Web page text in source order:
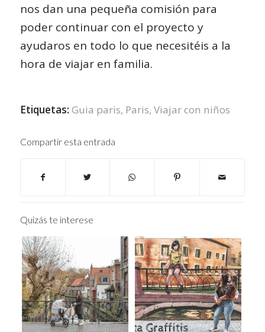
nos dan una pequeña comisión para
poder continuar con el proyecto y
ayudaros en todo lo que necesitéis a la
hora de viajar en familia.
Etiquetas: Guia paris, Paris, Viajar con niños
Compartir esta entrada
Quizás te interese